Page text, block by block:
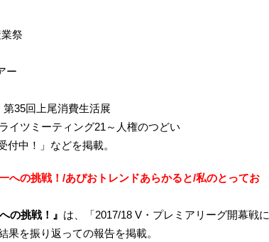
祭
ー
第35回上尾消費生活展
イツミーティング21～人権のつどい
中！」などを掲載。
への挑戦！/あぴおトレンドあらかると/私のとってお
の挑戦！』 は、「2017/18 V・プレミアリーグ開幕戦に
果を振り返っての報告を掲載。